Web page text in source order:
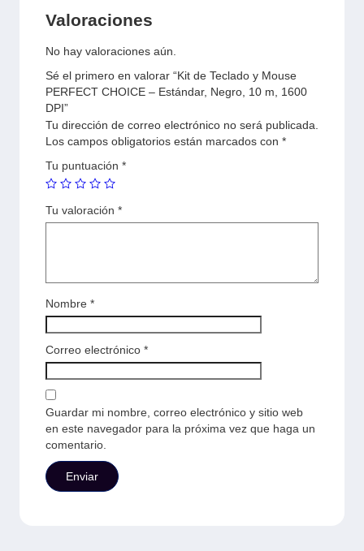
Valoraciones
No hay valoraciones aún.
Sé el primero en valorar “Kit de Teclado y Mouse
PERFECT CHOICE – Estándar, Negro, 10 m, 1600
DPI”
Tu dirección de correo electrónico no será publicada.
Los campos obligatorios están marcados con *
Tu puntuación *
Tu valoración *
Nombre *
Correo electrónico *
Guardar mi nombre, correo electrónico y sitio web
en este navegador para la próxima vez que haga un
comentario.